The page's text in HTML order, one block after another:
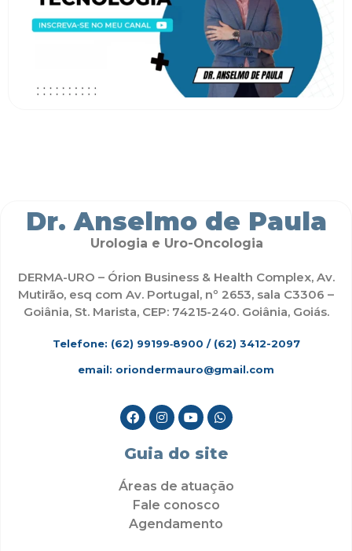
Dr. Anselmo de Paula
Urologia e Uro-Oncologia
DERMA-URO – Órion Business & Health Complex, Av.
Mutirão, esq com Av. Portugal, nº 2653, sala C3306 –
Goiânia, St. Marista, CEP: 74215-240. Goiânia, Goiás.
Telefone: (62) 99199‑8900 / (62) 3412-2097
email: oriondermauro@gmail.com
Guia do site
Áreas de atuação
Fale conosco
Agendamento